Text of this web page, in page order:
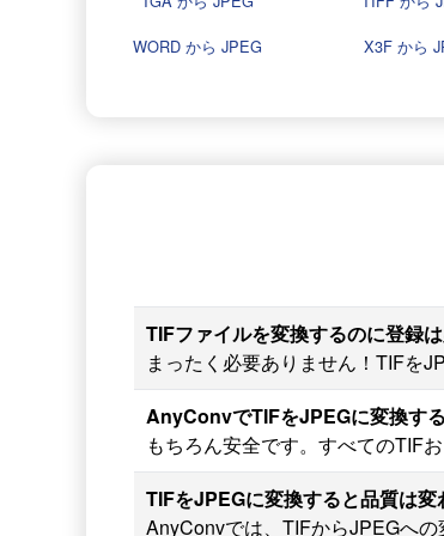
WORD から JPEG
X3F から
TIFファイルを変換するのに登録
まったく必要ありません！TIFを
AnyConvでTIFをJPEGに変換す
もちろん安全です。すべてのTIF
TIFをJPEGに変換すると品質は変
AnyConvでは、TIFからJPEGへ